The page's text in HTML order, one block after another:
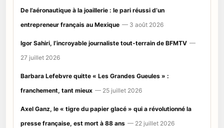
De l’aéronautique à la joaillerie : le pari réussi d’un
entrepreneur français au Mexique — 3 août 2026
Igor Sahiri, l’incroyable journaliste tout-terrain de BFMTV —
27 juillet 2026
Barbara Lefebvre quitte « Les Grandes Gueules » :
franchement, tant mieux — 25 juillet 2026
Axel Ganz, le « tigre du papier glacé » qui a révolutionné la
presse française, est mort à 88 ans — 22 juillet 2026